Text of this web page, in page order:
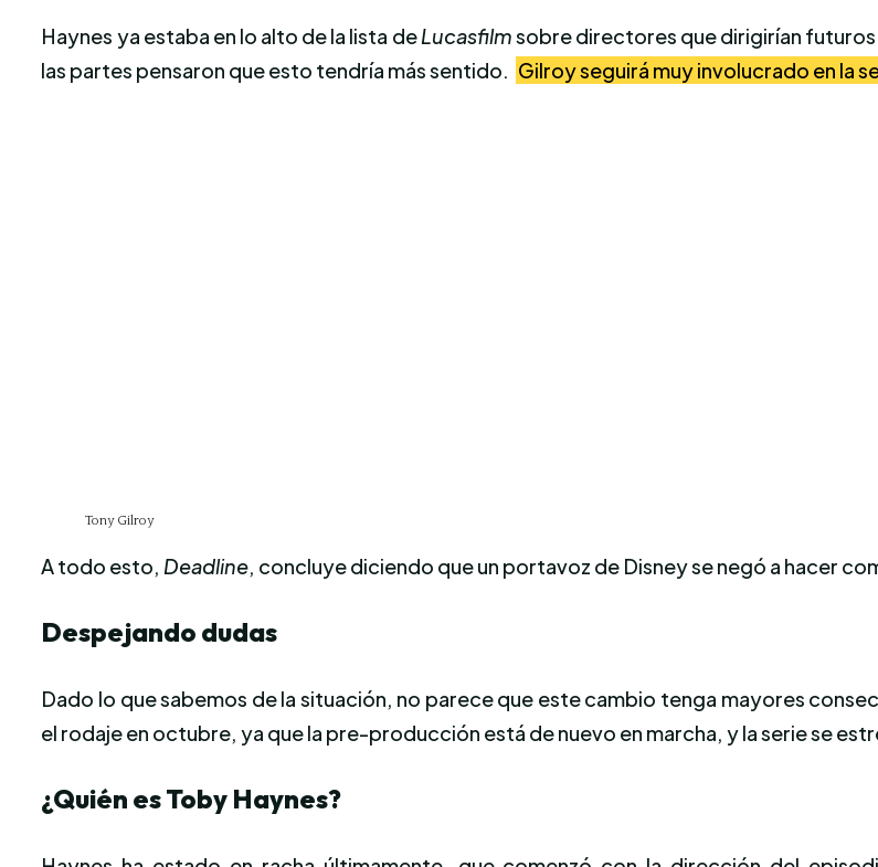
Haynes ya estaba en lo alto de la lista deLucasfilmsobre directores que dirigirían
las partes pensaron que esto tendría más sentido. Gilroy seguirá muy involucrado en la
Tony Gilroy
A todo esto, Deadline, concluye diciendo que un portavoz de Disney se negó a hacer
Despejando dudas
Dado lo que sabemos de la situación, no parece que este cambio tenga mayores
el rodaje en octubre, ya que la pre-producción está de nuevo en marcha, y la serie se
¿Quién es Toby Haynes?